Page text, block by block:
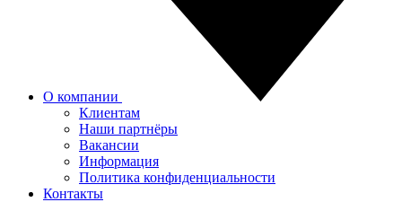
О компании
Клиентам
Наши партнёры
Вакансии
Информация
Политика конфиденциальности
Контакты